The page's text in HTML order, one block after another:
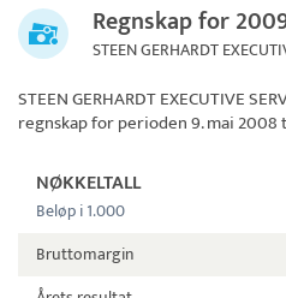
Regnskap for
STEEN GERHARDT
STEEN GERHARDT EXECUTIVE
regnskap for perioden 9. mai
NØKKELTALL
Beløp i 1.000
Bruttomargin